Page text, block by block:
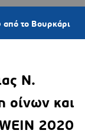
6
Ν.
οίνων και
2020